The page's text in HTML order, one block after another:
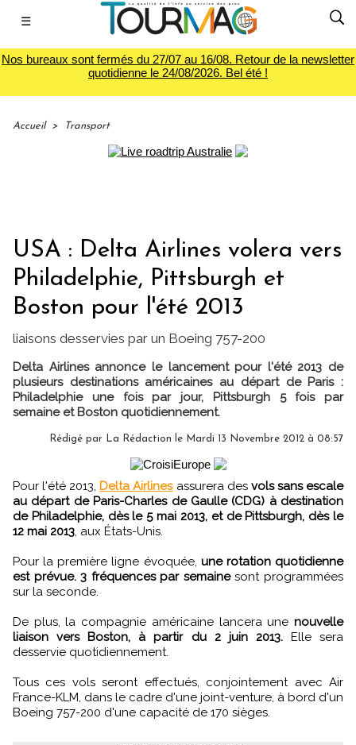
☰
Nos bureaux sont fermés du 27/07 au 16/08. Retour de la newsletter
quotidienne le 24/08/2026. Bel été !
Accueil > Transport
USA : Delta Airlines volera vers
Philadelphie, Pittsburgh et
Boston pour l'été 2013
liaisons desservies par un Boeing 757-200
Delta Airlines annonce le lancement pour l'été 2013 de
plusieurs destinations américaines au départ de Paris :
Philadelphie une fois par jour, Pittsburgh 5 fois par
semaine et Boston quotidiennement.
Rédigé par La Rédaction le Mardi 13 Novembre 2012 à 08:57
Pour l'été 2013, Delta Airlinesassurera des vols sans escale
au départ de Paris-Charles de Gaulle (CDG) à destination
de Philadelphie, dès le 5 mai 2013, et de Pittsburgh, dès le
12 mai 2013, aux États-Unis.
Pour la première ligne évoquée, une rotation quotidienne
est prévue. 3 fréquences par semainesont programmées
sur la seconde.
De plus, la compagnie américaine lancera une nouvelle
liaison vers Boston, à partir du 2 juin 2013.Elle sera
desservie quotidiennement.
Tous ces vols seront effectués, conjointement avec Air
France-KLM, dans le cadre d'une joint-venture, à bord d'un
Boeing 757-200 d'une capacité de 170 sièges.